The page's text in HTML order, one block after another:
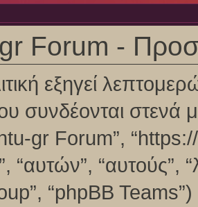
Forum -
εξηγεί
συνδέονται στενά
gr Forum”,
“αυτών”,
“phpBB